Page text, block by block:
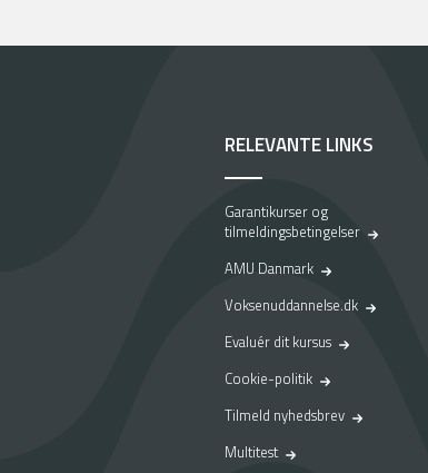
e
RELEVANTE LINKS
Garantikurser og
tilmeldingsbetingelser
AMU Danmark
Voksenuddannelse.dk
Evaluér dit kursus
Cookie-politik
Tilmeld nyhedsbrev
Multitest